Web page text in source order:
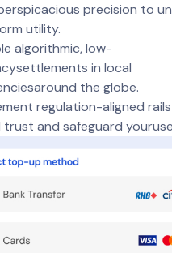
precision to
utility.
algorithmic, low-
in local
the globe.
regulation-aligned
trust and safeguard